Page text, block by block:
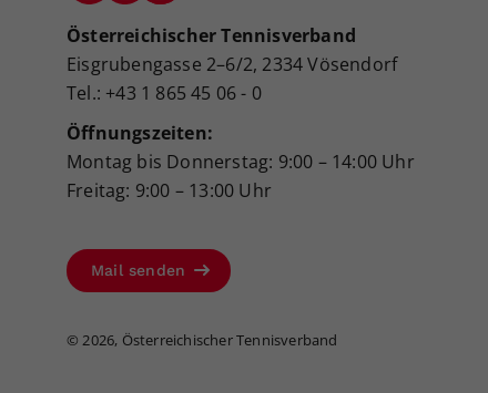
Österreichischer Tennisverband
Eisgrubengasse 2–6/2, 2334 Vösendorf
Tel.: +43 1 865 45 06 - 0
Öffnungszeiten:
Montag bis Donnerstag: 9:00 – 14:00 Uhr
Freitag: 9:00 – 13:00 Uhr
Mail senden
©2026, Österreichischer Tennisverband